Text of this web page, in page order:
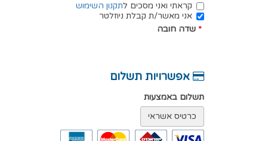
קראתי ואני מסכים לתקנון השימוש
אני מאשר/ת קבלת ניוזלטר
* שדה חובה
אפשרויות תשלום
תשלום באמצעות